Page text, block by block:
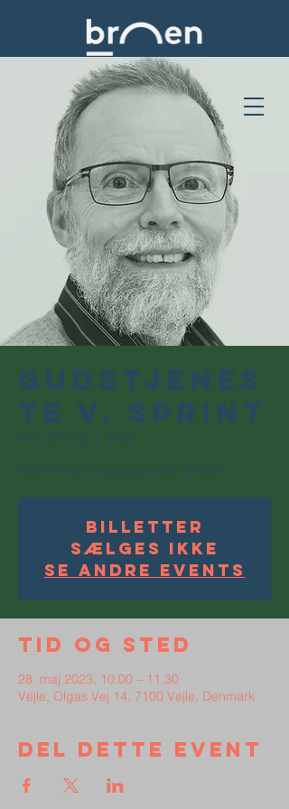
Gudstjenes
te v. Sprint
søn. 28. maj
  |
Vejle
Velkommen til gudstjeneste i Broen!
Billetter
sælges ikke
Se andre events
Tid og sted
28. maj 2023, 10.00 – 11.30
Vejle, Olgas Vej 14, 7100 Vejle, Denmark
Del dette event